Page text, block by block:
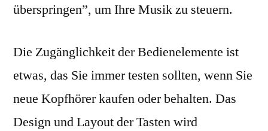
überspringen”, um Ihre Musik zu steuern.
Die Zugänglichkeit der Bedienelemente ist
etwas, das Sie immer testen sollten, wenn Sie
neue Kopfhörer kaufen oder behalten. Das
Design und Layout der Tasten wird